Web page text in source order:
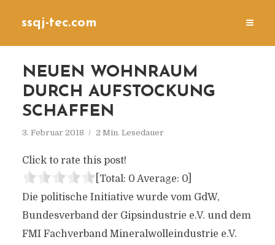
ssqj-tec.com
NEUEN WOHNRAUM
DURCH AUFSTOCKUNG
SCHAFFEN
3. Februar 2018 2 Min. Lesedauer
Click to rate this post!
[Total: 0 Average: 0]
Die politische Initiative wurde vom GdW,
Bundesverband der Gipsindustrie e.V. und dem
FMI Fachverband Mineralwolleindustrie e.V.